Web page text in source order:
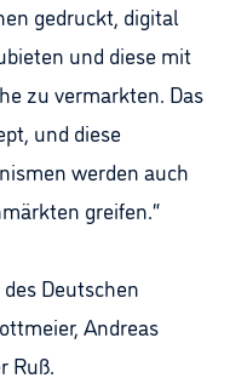
gedruckt, digital
und diese mit
zu vermarkten. Das
und diese
werden auch
greifen.“
Deutschen
Andreas
Ruß.